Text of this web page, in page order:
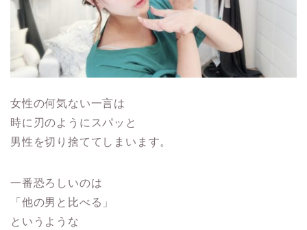
女性の何気ない一言は
時に刃のようにスパッと
男性を切り捨ててしまいます。
一番恐ろしいのは
「他の男と比べる」
というような